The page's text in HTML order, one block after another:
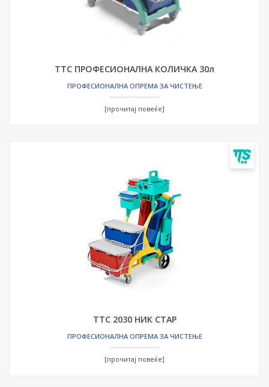
ТТС ПРОФЕСИОНАЛНА КОЛИЧКА 30л
ПРОФЕСИОНАЛНА ОПРЕМА ЗА ЧИСТЕЊЕ
[прочитај повеќе]
ТТС 2030 НИК СТАР
ПРОФЕСИОНАЛНА ОПРЕМА ЗА ЧИСТЕЊЕ
[прочитај повеќе]